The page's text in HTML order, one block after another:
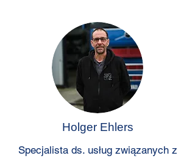
Holger Ehlers
Specjalista ds. usług związanych z